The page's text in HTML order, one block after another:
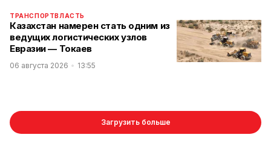
ТРАНСПОРТВЛАСТЬ
Казахстан намерен стать одним из
ведущих логистических узлов
Евразии — Токаев
06 августа 2026 13:55
Загрузить больше